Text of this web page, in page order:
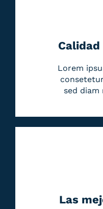
Lorem
sed diam
Las